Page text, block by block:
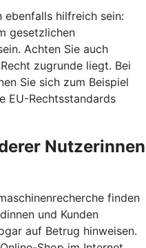
ebenfalls hilfreich sein:
gesetzlichen
Achten Sie auch
zugrunde liegt. Bei
Sie sich zum Beispiel
EU-Rechtsstandards
Nutzerinnen
finden
und Kunden
auf Betrug hinweisen.